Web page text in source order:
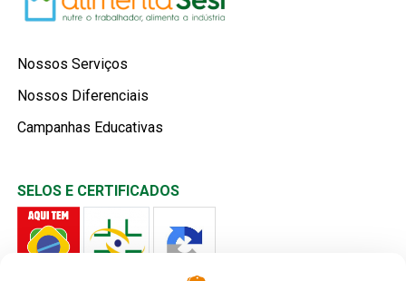
Nossos Serviços
Nossos Diferenciais
Campanhas Educativas
SELOS E CERTIFICADOS